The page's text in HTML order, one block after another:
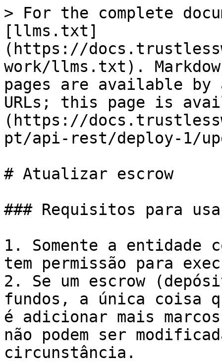
> For the complete
[llms.txt]
(https://
work/llms.txt).
pages are available by
URLs; this page is
(https://
pt/api-rest/deploy-1/
# Atualizar escrow
### Requisitos para
1. Somente a entidade
tem permissão para
2. Se um escrow
fundos, a única coisa
é adicionar mais
não podem ser
circunstância.